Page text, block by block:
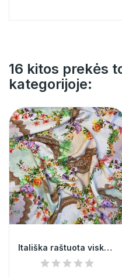
16 kitos prekės
kategorijoje:
Itališka raštuota viskozė